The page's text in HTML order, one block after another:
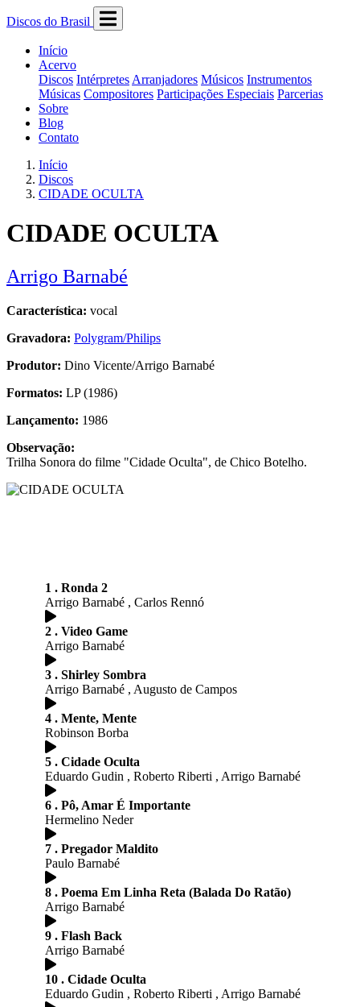
Discos do Brasil
Início
Acervo
Discos Intérpretes Arranjadores Músicos Instrumentos
Músicas Compositores Participações Especiais Parcerias
Sobre
Blog
Contato
Início
Discos
CIDADE OCULTA
CIDADE OCULTA
Arrigo Barnabé
Característica: vocal
Gravadora: Polygram/Philips
Produtor: Dino Vicente/Arrigo Barnabé
Formatos: LP (1986)
Lançamento: 1986
Observação:
Trilha Sonora do filme "Cidade Oculta", de Chico Botelho.
1 . Ronda 2
Arrigo Barnabé , Carlos Rennó
2 . Video Game
Arrigo Barnabé
3 . Shirley Sombra
Arrigo Barnabé , Augusto de Campos
4 . Mente, Mente
Robinson Borba
5 . Cidade Oculta
Eduardo Gudin , Roberto Riberti , Arrigo Barnabé
6 . Pô, Amar É Importante
Hermelino Neder
7 . Pregador Maldito
Paulo Barnabé
8 . Poema Em Linha Reta (Balada Do Ratão)
Arrigo Barnabé
9 . Flash Back
Arrigo Barnabé
10 . Cidade Oculta
Eduardo Gudin , Roberto Riberti , Arrigo Barnabé